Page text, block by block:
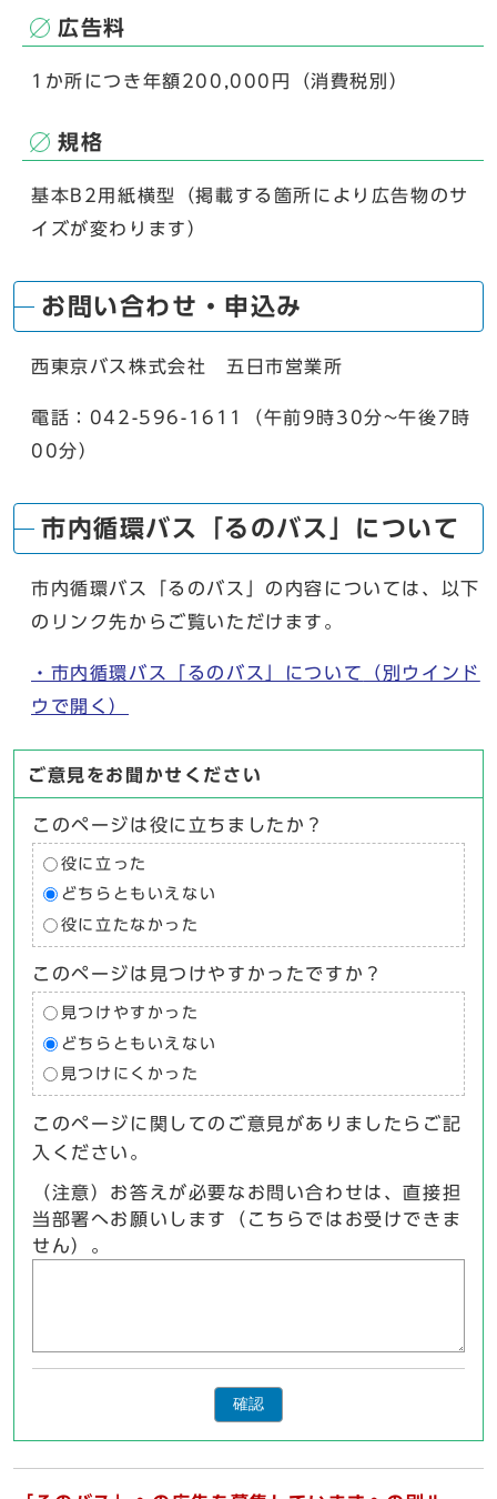
広告料
1か所につき年額200,000円（消費税別）
規格
基本B2用紙横型（掲載する箇所により広告物のサ
イズが変わります）
お問い合わせ・申込み
西東京バス株式会社 五日市営業所
電話：042-596-1611（午前9時30分~午後7時
00分）
市内循環バス「るのバス」について
市内循環バス「るのバス」の内容については、以下
のリンク先からご覧いただけます。
・市内循環バス「るのバス」について
（別ウインド
ウで開く）
ご意見をお聞かせください
このページは役に立ちましたか？
役に立った
どちらともいえない
役に立たなかった
このページは見つけやすかったですか？
見つけやすかった
どちらともいえない
見つけにくかった
このページに関してのご意見がありましたらご記
入ください。
（注意）お答えが必要なお問い合わせは、直接担
当部署へお願いします（こちらではお受けできま
せん）。
確認